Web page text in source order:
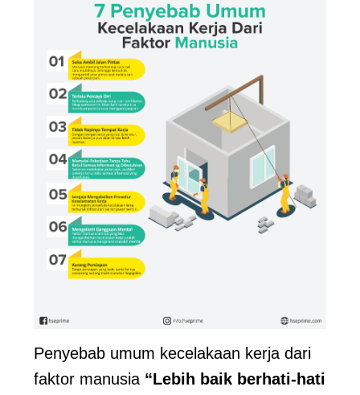
Penyebab umum kecelakaan kerja dari
faktor manusia “Lebih baik berhati-hati